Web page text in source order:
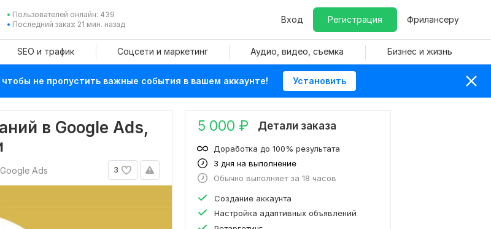
Пользователей онлайн: 439
Последний заказ: 21 мин. назад
Вход Регистрация Фрилансеру
SEO и трафик Соцсети и маркетинг Аудио, видео, съемка Бизнес и жизнь
не пропустить важные события в вашем аккаунте! Установить
в Google Ads,
3
Google Ads
5 000 ₽ Детали заказа
3 дня на выполнение
Доработка до 100% результата
Обычно выполняет за 18 часов
Создание аккаунта
Настройка адаптивных объявлений